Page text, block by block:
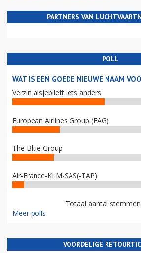
PARTNERS VAN
POLL
WAT IS EEN GOEDE NIEUWE NAAM
Verzin alsjeblieft iets anders
European Airlines Group (EAG)
The Blue Group
Air-France-KLM-SAS(-TAP)
Totaal aantal
Meer polls
VOORDELIGE